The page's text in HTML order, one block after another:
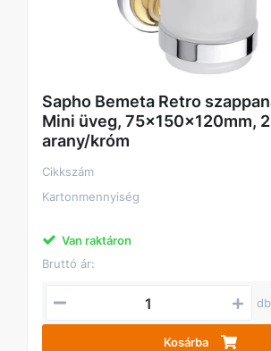
Sapho Bemeta Retro
Mini üveg, 75x150x120mm,
arany/króm
Cikkszám
Kartonmennyiség
Van raktáron
Bruttó ár:
db
Kosárba